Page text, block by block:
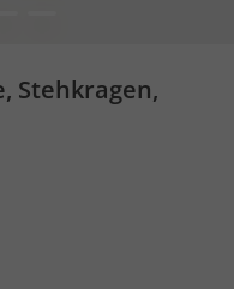
Stehkragen,